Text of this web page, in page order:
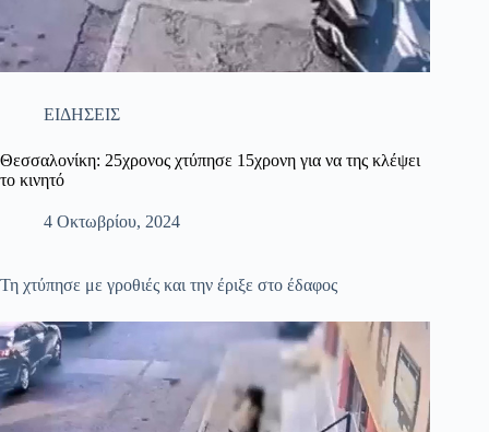
ΕΙΔΗΣΕΙΣ
Θεσσαλονίκη: 25χρονος χτύπησε 15χρονη για να της κλέψει
το κινητό
4 Οκτωβρίου, 2024
Τη χτύπησε με γροθιές και την έριξε στο έδαφος